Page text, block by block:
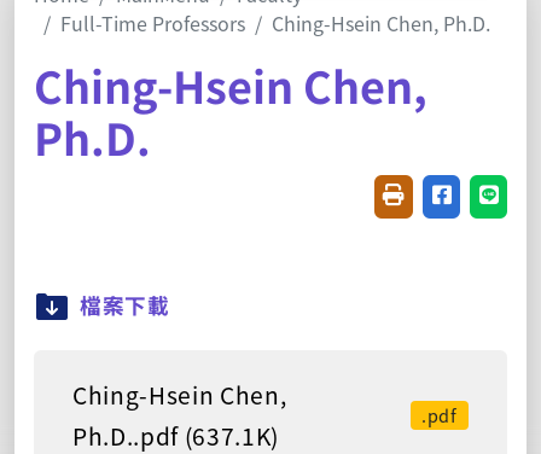
Full-Time Professors
Ching-Hsein Chen, Ph.D.
Ching-Hsein Chen,
Ph.D.
FriendlyShare on
檔案下載
Ching-Hsein Chen,
Ph.D..pdf (637.1K)
.pdf